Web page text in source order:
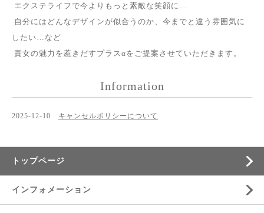
エクステライフで今よりもっと素敵な笑顔に…
自分にはどんなデザインが似合うのか、今までと違う雰囲気に
したい…など
貴女の魅力を惹きだすプラスαをご提案させていただきます。
Information
2025-12-10 キャンセルポリシーについて
トップページ
インフォメーション